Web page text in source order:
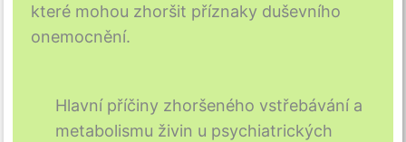
které mohou zhoršit příznaky duševního
onemocnění.
Hlavní příčiny zhoršeného vstřebávání a
metabolismu živin u psychiatrických